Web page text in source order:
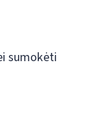
sumokėti